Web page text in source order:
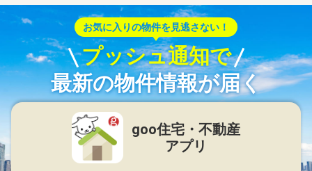
お気に入りの物件を見逃さない！
プッシュ通知で
最新の物件情報が届く
goo住宅・不動産
アプリ